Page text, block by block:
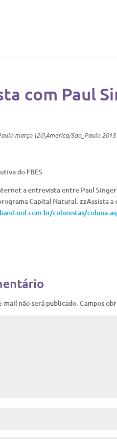
com Paul
março \26\America/Sao_Paulo 2013
do FBES
a entrevista entre Paul
Capital Natural. zzAssista
colunistas/
mail não será publicado. Campos